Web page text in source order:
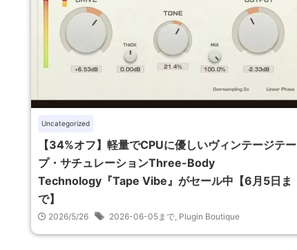
Uncategorized
【34%オフ】軽量でCPUに優しいヴィンテージテー
プ・サチュレーションThree-Body
Technology『Tape Vibe』がセール中【6月5日ま
で】
2026/5/26 2026-06-05まで, Plugin Boutique